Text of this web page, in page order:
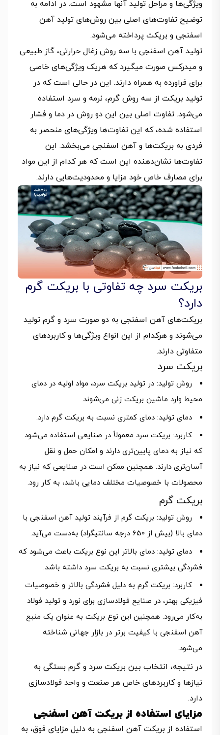
ویژگی‌ها و مراحل تولید آنها مشهود است. در ادامه به
توضیح تفاوت‌های اصلی بین روش‌های تولید آهن
اسفنجی و بریکت پرداخته می‌شود.
تولید آهن اسفنجی با سه روش زغال حرارتی، گاز طبیعی
و میدرکس صورت میگیرد که هریک ویژگی‌های خاصی
برای فراورده به همراه دارند. این در حالی است که در
تولید بریکت از سه روش گرم، نرمه و سرد استفاده
می‌شود. تفاوت اصلی بین این دو روش در دما و فشار
استفاده شده، که این تفاوت‌ها ویژگی‌های منحصر به
فردی به بریکت‌ها و آهن اسفنجی می‌بخشد. این
تفاوت‌ها نشان‌دهنده این است که هر کدام از این مواد
برای مصارف خاص خود مزایا و محدودیت‌هایی دارند.
بریکت سرد چه تفاوتی با بریکت گرم
دارد؟
بریکت‌های آهن اسفنجی به دو صورت سرد و گرم تولید
می‌شوند و هرکدام از این انواع ویژگی‌ها و کاربردهای
متفاوتی دارند.
بریکت سرد
روش تولید: در تولید بریکت سرد، مواد اولیه در دمای
محیط وارد ماشین بریکت زنی می‌شوند.
دمای تولید: دمای کمتری نسبت به بریکت گرم دارد.
کاربرد: بریکت سرد معمولاً در صنایعی استفاده می‌شود
که نیاز به دمای پایین‌تری دارند و امکان حمل و نقل
آسان‌تری دارند. همچنین ممکن است در صنایعی که نیاز به
محصولات با خصوصیات مختلف دمایی باشد، به کار رود.
بریکت گرم
روش تولید: بریکت گرم از فرآیند تولید آهن اسفنجی با
دمای بالا (بیش از 650 درجه سانتیگراد) به‌دست می‌آید.
دمای تولید: دمای بالاتر این نوع بریکت باعث می‌شود که
فشردگی بیشتری نسبت به بریکت سرد داشته باشد.
کاربرد: بریکت گرم به دلیل فشردگی بالاتر و خصوصیات
فیزیکی بهتر، در صنایع فولادسازی برای نورد و تولید فولاد
به‌کار می‌رود. همچنین این نوع بریکت به عنوان یک منبع
آهن اسفنجی با کیفیت برتر در بازار جهانی شناخته
می‌شود.
در نتیجه، انتخاب بین بریکت سرد و گرم بستگی به
نیازها و کاربردهای خاص هر صنعت و واحد فولادسازی
دارد.
مزایای استفاده از بریکت آهن اسفنجی
استفاده از بریکت آهن اسفنجی به دلیل مزایای فوق، به